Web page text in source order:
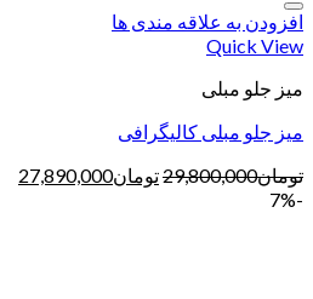
افزودن به علاقه مندی ها
Quick View
میز جلو مبلی
میز جلو مبلی کالیگرافی
تومان29,800,000تومان27,890,000
-7%